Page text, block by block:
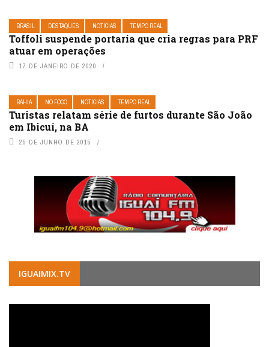
BRASIL DESTAQUES NOTÍCIAS TEMPO REAL
Toffoli suspende portaria que cria regras para PRF
atuar em operações
17 DE JANEIRO DE 2020
BAHIA NO FOCO NOTÍCIAS TEMPO REAL
Turistas relatam série de furtos durante São João
em Ibicuí, na BA
25 DE JUNHO DE 2015
IGUAIMIX.TV